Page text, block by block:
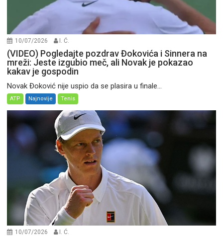
10/07/2026 I. Ć.
(VIDEO) Pogledajte pozdrav Đokovića i Sinnera na
mreži: Jeste izgubio meč, ali Novak je pokazao
kakav je gospodin
Novak Đoković nije uspio da se plasira u finale...
ATP Najnovije Tenis
10/07/2026 I. Ć.